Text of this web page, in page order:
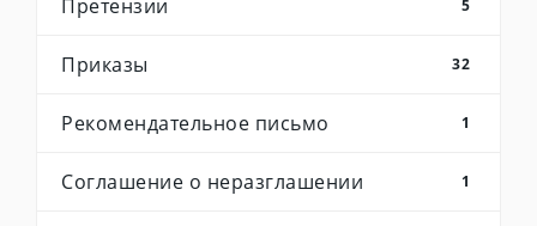
Претензии 5
Приказы 32
Рекомендательное письмо 1
Соглашение о неразглашении 1